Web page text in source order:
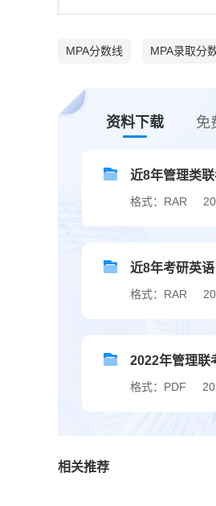
MPA分数线 MPA录取分
资料下载 免
近8年管理类
格式：RAR
近8年考研英
格式：RAR
2022年管理联
格式：PDF
相关推荐